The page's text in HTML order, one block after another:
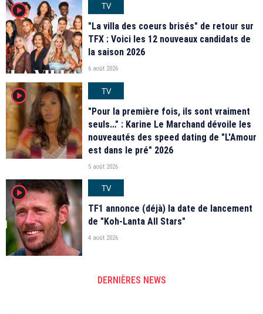
player2
TV
"La villa des coeurs brisés" de retour sur
TFX : Voici les 12 nouveaux candidats de
la saison 2026
6 août 2026
player2
TV
"Pour la première fois, ils sont vraiment
seuls…" : Karine Le Marchand dévoile les
nouveautés des speed dating de "L'Amour
est dans le pré" 2026
5 août 2026
player2
TV
TF1 annonce (déjà) la date de lancement
de "Koh-Lanta All Stars"
4 août 2026
DERNIÈRES NEWS